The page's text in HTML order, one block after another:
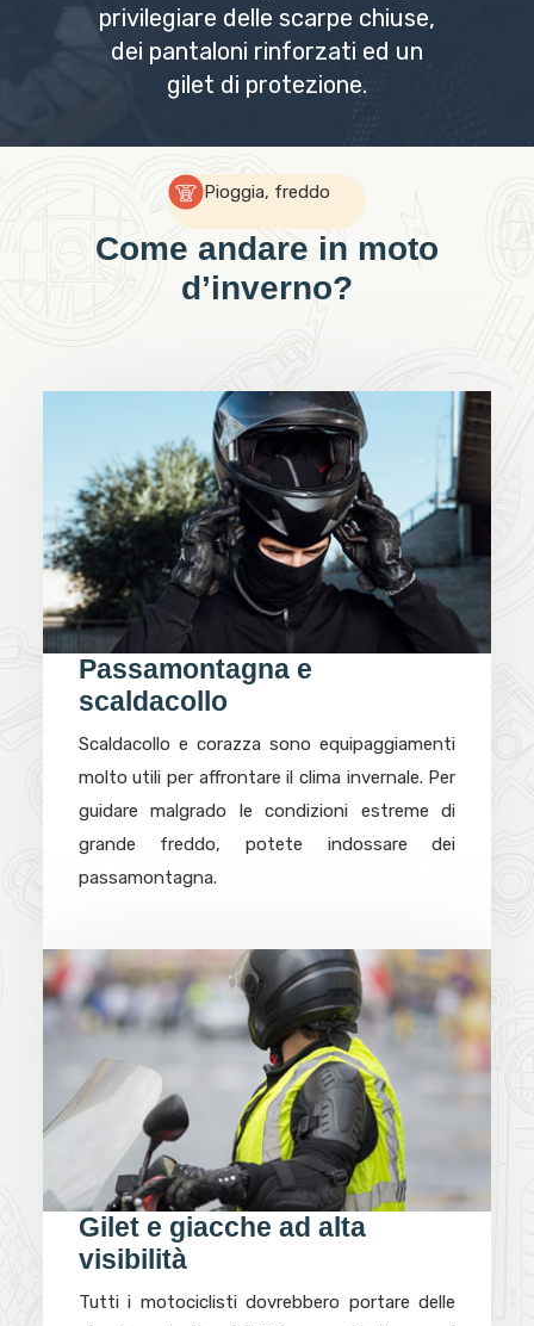
privilegiare delle scarpe chiuse,
dei pantaloni rinforzati ed un
gilet di protezione.
Pioggia, freddo
Come andare in moto
d’inverno?
Passamontagna e
scaldacollo
Scaldacollo e corazza sono equipaggiamenti
molto utili per affrontare il clima invernale. Per
guidare malgrado le condizioni estreme di
grande freddo, potete indossare dei
passamontagna.
Gilet e giacche ad alta
visibilità
Tutti i motociclisti dovrebbero portare delle